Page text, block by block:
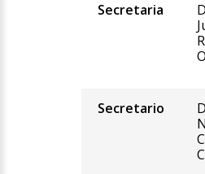
Secretaria
Secretario